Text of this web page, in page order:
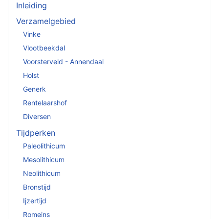
Inleiding
Verzamelgebied
Vinke
Vlootbeekdal
Voorsterveld - Annendaal
Holst
Generk
Rentelaarshof
Diversen
Tijdperken
Paleolithicum
Mesolithicum
Neolithicum
Bronstijd
Ijzertijd
Romeins